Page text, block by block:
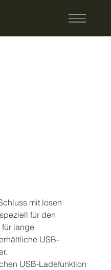
mit losen
für den
lange
USB-
USB-Ladefunktion